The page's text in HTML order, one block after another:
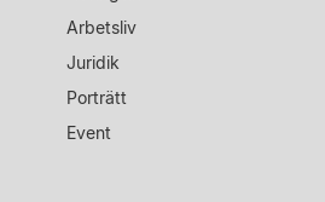
Arbetsliv
Juridik
Porträtt
Event